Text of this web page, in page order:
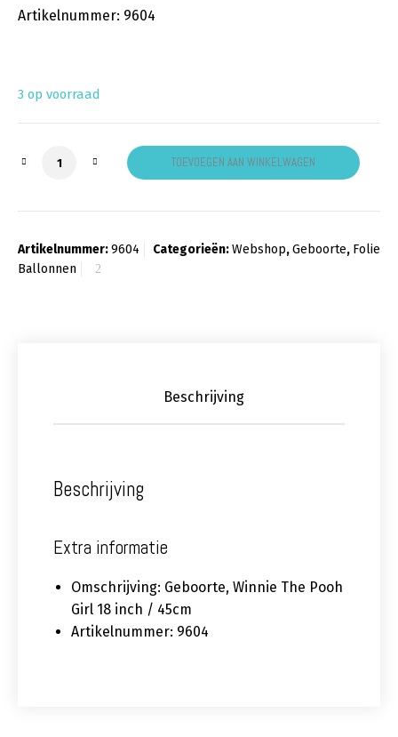
Artikelnummer: 9604
3 op voorraad
Geboorte, Winnie The Pooh Girl aantal
TOEVOEGEN AAN WINKELWAGEN
Artikelnummer:9604 Categorieën:Webshop,Geboorte, Folie
Ballonnen
Beschrijving
Beschrijving
Extra informatie
Omschrijving: Geboorte, Winnie The Pooh
Girl 18 inch / 45cm
Artikelnummer: 9604